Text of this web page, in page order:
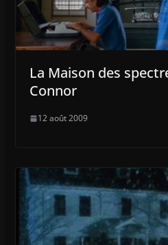
La Maison des
Connor
12 août 2009